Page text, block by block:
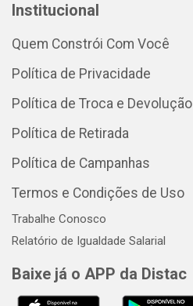
Institucional
Quem Constrói Com Você
Política de Privacidade
Política de Troca e Devolução
Política de Retirada
Política de Campanhas
Termos e Condições de Uso
Trabalhe Conosco
Relatório de Igualdade Salarial
Baixe já o APP da Distac